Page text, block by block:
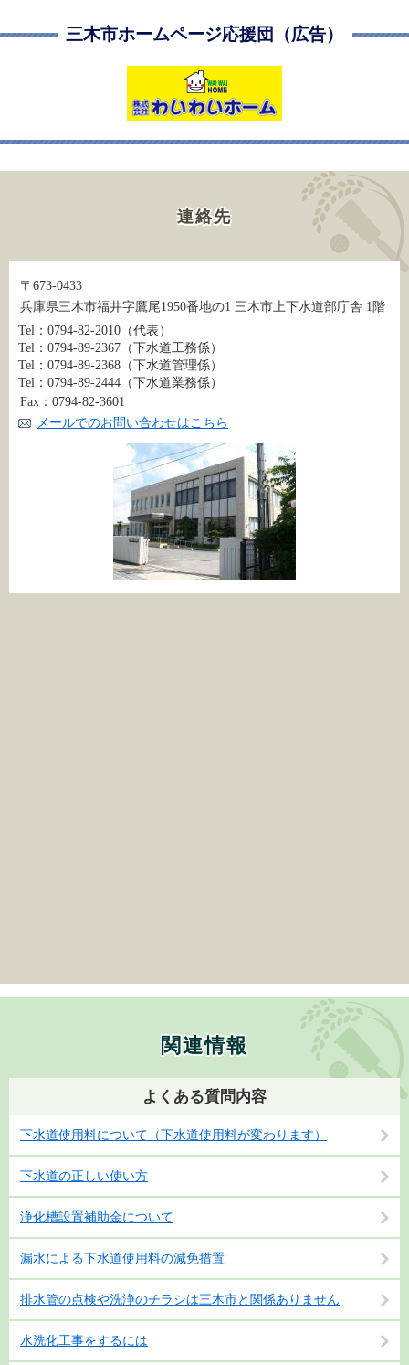
三木市ホームページ応援団（広告）
連絡先
〒673-0433
兵庫県三木市福井字鷹尾1950番地の1 三木市上下水道部庁舎 1階
Tel：0794-82-2010 （代表）
Tel：0794-89-2367 （下水道工務係）
Tel：0794-89-2368 （下水道管理係）
Tel：0794-89-2444 （下水道業務係）
Fax：0794-82-3601
メールでのお問い合わせはこちら
関連情報
よくある質問内容
下水道使用料について（下水道使用料が変わります）
下水道の正しい使い方
浄化槽設置補助金について
漏水による下水道使用料の減免措置
排水管の点検や洗浄のチラシは三木市と関係ありません
水洗化工事をするには